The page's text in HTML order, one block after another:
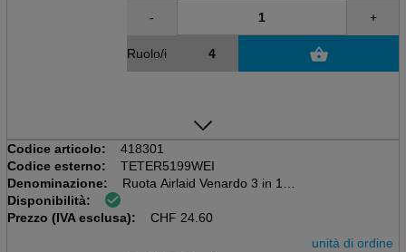
- +
Ruolo/i
Codice articolo:
418301
Codice esterno:
TETER5199WEI
Denominazione:
Ruota Airlaid Venardo 3 in 1
80 coupon, 55 g/m2
Disponibilità:
Prezzo (IVA esclusa):
CHF 24.60
unità di ordine